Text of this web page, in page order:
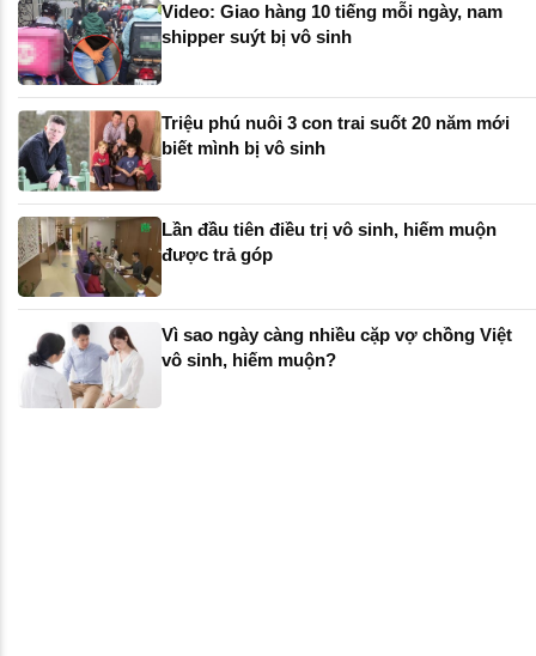
Video: Giao hàng 10 tiếng mỗi ngày, nam
shipper suýt bị vô sinh
Triệu phú nuôi 3 con trai suốt 20 năm mới
biết mình bị vô sinh
Lần đầu tiên điều trị vô sinh, hiếm muộn
được trả góp
Vì sao ngày càng nhiều cặp vợ chồng Việt
vô sinh, hiếm muộn?